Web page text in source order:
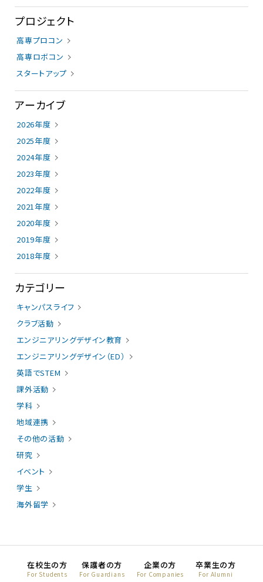
プロジェクト
高専プロコン
高専ロボコン
スタートアップ
アーカイブ
2026年度
2025年度
2024年度
2023年度
2022年度
2021年度
2020年度
2019年度
2018年度
カテゴリー
キャンパスライフ
クラブ活動
エンジニアリングデザイン教育
エンジニアリングデザイン（ED）
英語でSTEM
課外活動
学科
地域連携
その他の活動
研究
イベント
学生
海外留学
For Students
在校生の方
For Guardians
保護者の方
For Companies
企業の方
For Alumni
卒業生の方